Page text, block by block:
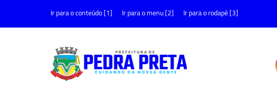
Ir para o conteúdo [1] Ir para o menu [2] Ir para o rodapé [3]